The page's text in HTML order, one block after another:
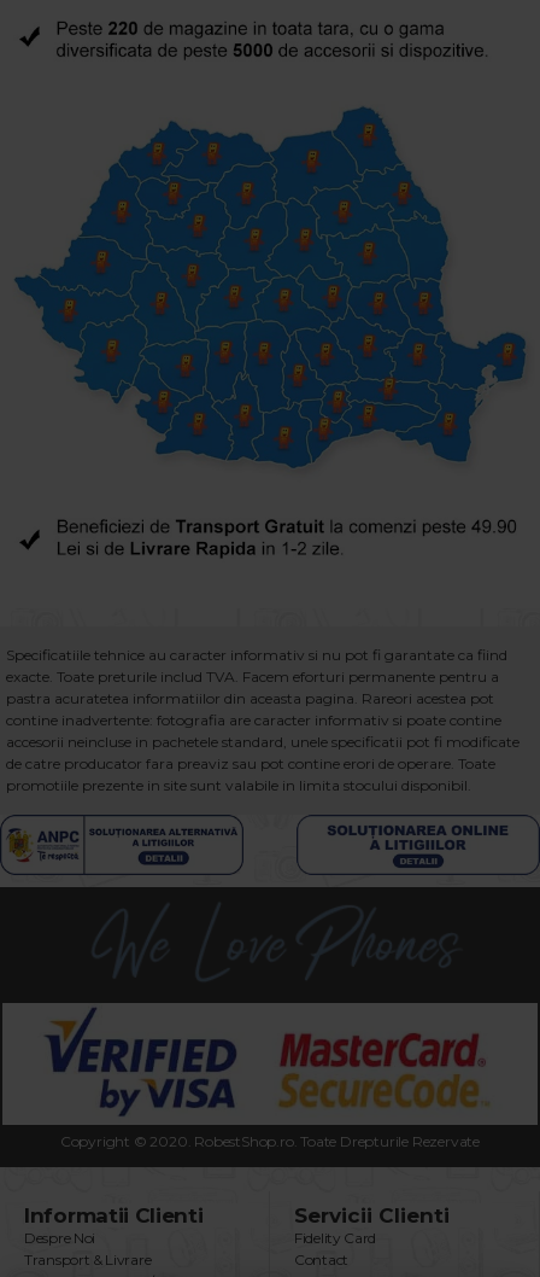
Specificatiile tehnice au caracter informativ si nu pot fi garantate ca fiind
exacte. Toate preturile includ TVA. Facem eforturi permanente pentru a
pastra acuratetea informatiilor din aceasta pagina. Rareori acestea pot
contine inadvertente: fotografia are caracter informativ si poate contine
accesorii neincluse in pachetele standard, unele specificatii pot fi modificate
de catre producator fara preaviz sau pot contine erori de operare. Toate
promotiile prezente in site sunt valabile in limita stocului disponibil.
Copyright © 2020. RobestShop.ro. Toate Drepturile Rezervate
Informatii Clienti
Despre Noi
Transport & Livrare
Servicii Clienti
Fidelity Card
Contact